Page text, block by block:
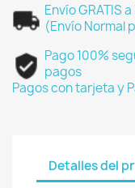
Envío GRATIS
(Envío Normal
Pago 100%
pagos
Pagos con tarjeta y
Detalles del